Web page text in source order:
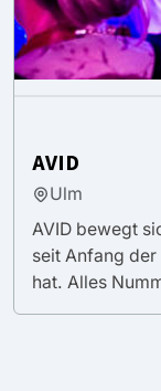
AVID
Ulm
AVID bewegt
seit Anfang
hat. Alles